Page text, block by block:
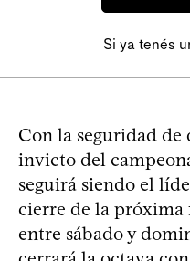
Si ya tenés
Con la seguridad
invicto del
seguirá siendo el
cierre de la próxima
entre sábado y